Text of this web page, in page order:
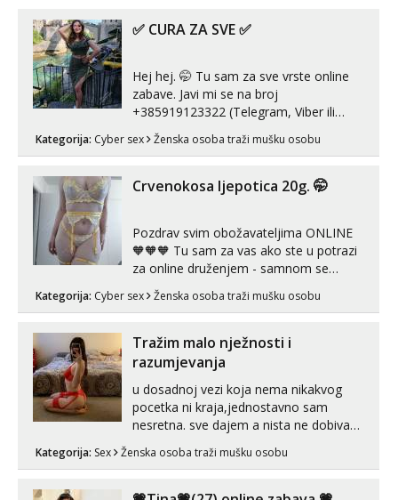
✅ CURA ZA SVE ✅
Hej hej. 🤭 Tu sam za sve vrste online
zabave. Javi mi se na broj
+385919123322 (Telegram, Viber ili
Whatsapp). 🤙 NE javljaj se na uzivo.
Hvala.
Kategorija: Cyber sex Ženska osoba traži mušku osobu
Crvenokosa ljepotica 20g. 🤭
Pozdrav svim obožavateljima ONLINE
🧡🧡🧡 Tu sam za vas ako ste u potrazi
za online druženjem - samnom se
možete zabaviti preko videopoziva, ili
ako vam nisam dovoljna radim i u paru i
😉 Radim i vruća tipkanja uz slike i hot
line pozive. Za vas sam pripremila ...
Kategorija: Cyber sex Ženska osoba traži mušku osobu
Tražim malo nježnosti i
razumjevanja
u dosadnoj vezi koja nema nikakvog
pocetka ni kraja,jednostavno sam
nesretna. sve dajem a nista ne dobivam
zadovoljiti moje potrebe,ne trazim puno
volim njezan seks i njezne poljupce po
Kategorija: Sex Ženska osoba traži mušku osobu